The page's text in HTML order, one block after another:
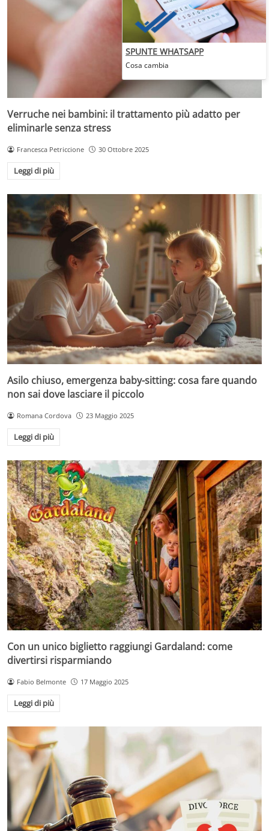
Verruche nei bambini: il trattamento più adatto per
eliminarle senza stress
Francesca Petriccione 30 Ottobre 2025
Leggi di più
Asilo chiuso, emergenza baby-sitting: cosa fare quando
non sai dove lasciare il piccolo
Romana Cordova 23 Maggio 2025
Leggi di più
Con un unico biglietto raggiungi Gardaland: come
divertirsi risparmiando
Fabio Belmonte 17 Maggio 2025
Leggi di più
SPUNTE WHATSAPP
Cosa cambia